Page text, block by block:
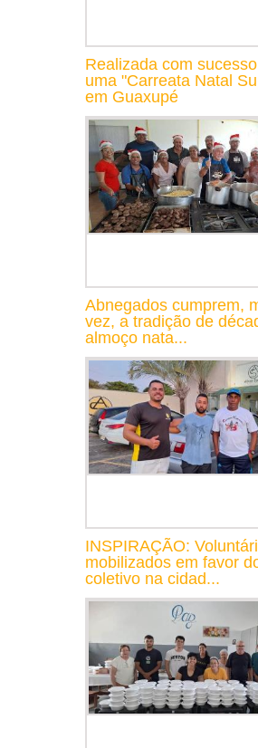
Realizada com
uma "Carreata Natal
em Guaxupé
Abnegados cumprem,
vez, a tradição de
almoço nata...
INSPIRAÇÃO:
mobilizados em favor
coletivo na cidad...